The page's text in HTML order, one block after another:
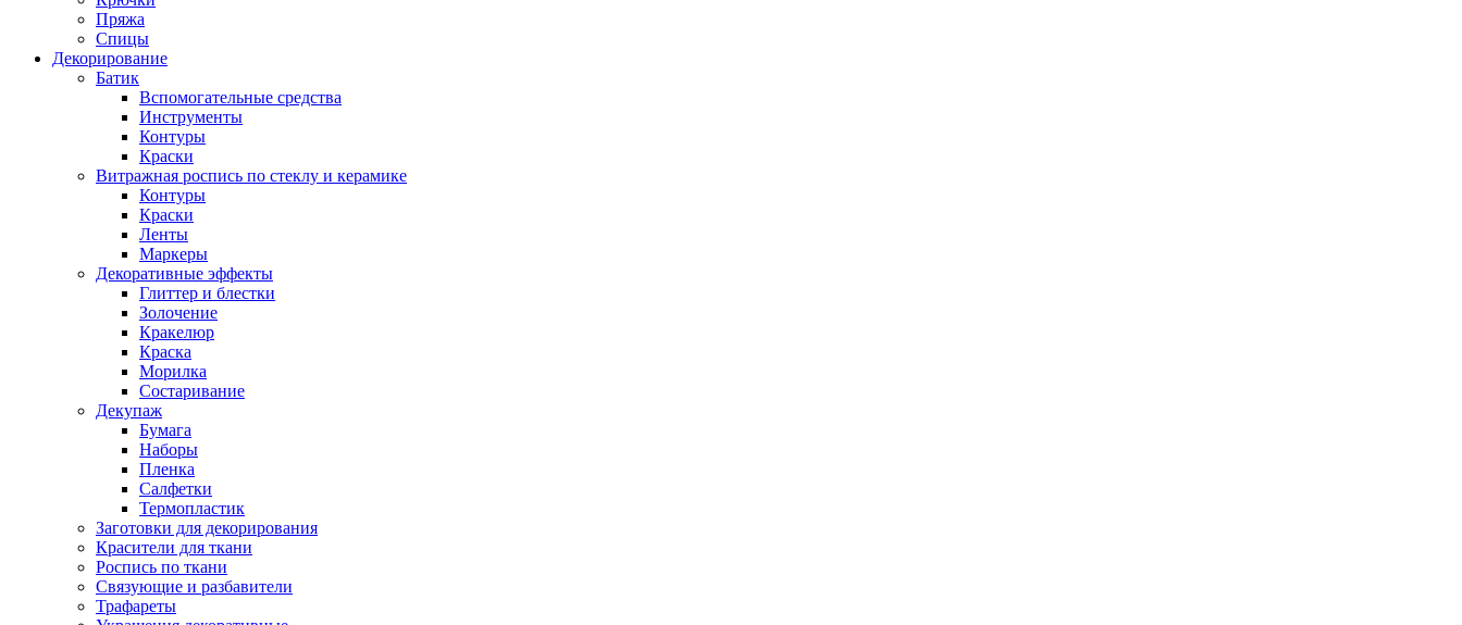
Пряжа
Спицы
Декорирование
Батик
Вспомогательные средства
Инструменты
Контуры
Краски
Витражная роспись по стеклу и керамике
Контуры
Краски
Ленты
Маркеры
Декоративные эффекты
Глиттер и блестки
Золочение
Кракелюр
Краска
Морилка
Состаривание
Декупаж
Бумага
Наборы
Пленка
Салфетки
Термопластик
Заготовки для декорирования
Красители для ткани
Роспись по ткани
Связующие и разбавители
Трафареты